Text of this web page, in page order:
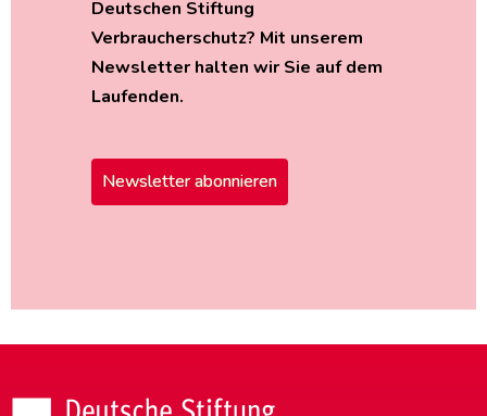
Deutschen Stiftung
Verbraucherschutz? Mit unserem
Newsletter halten wir Sie auf dem
Laufenden.
Newsletter abonnieren